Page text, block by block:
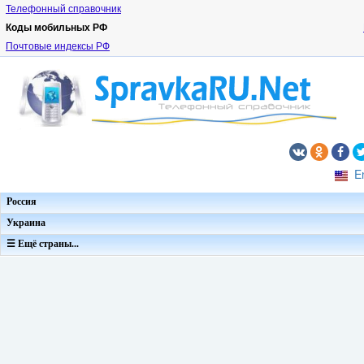
Телефонный справочник
Коды мобильных РФ
Почтовые индексы РФ
Россия
Украина
☰ Ещё страны...